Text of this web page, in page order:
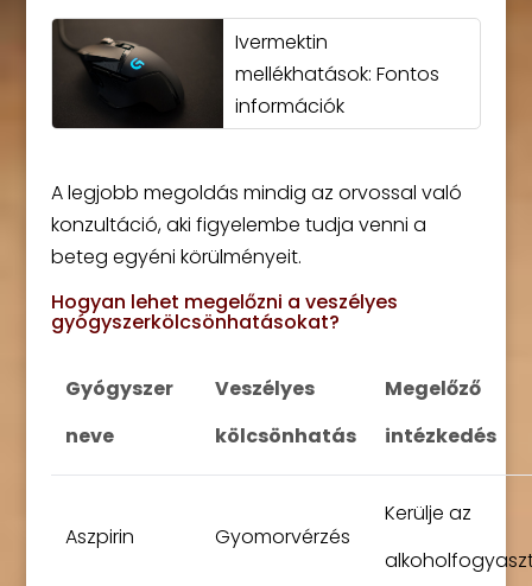
Ivermektin
mellékhatások: Fontos
információk
A legjobb megoldás mindig az orvossal való
konzultáció, aki figyelembe tudja venni a
beteg egyéni körülményeit.
Hogyan lehet megelőzni a veszélyes
gyógyszerkölcsönhatásokat?
Gyógyszer
neve
Veszélyes
kölcsönhatás
Megelőző
intézkedés
Aszpirin Gyomorvérzés
Kerülje az